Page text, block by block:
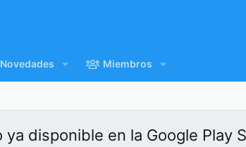
Novedades Miembros
ya disponible en la Google Play